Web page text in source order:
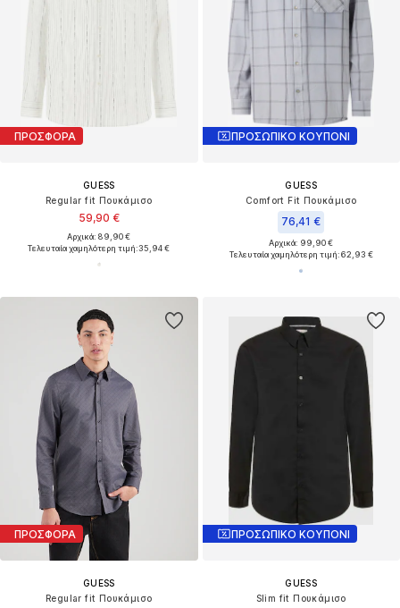
ΠΡΟΣΦΟΡΑ
GUESS
Regular fit Πουκάμισο
59,90 €
Αρχικά: 89,90 €
Τελευταία χαμηλότερη τιμή:35,94 €
ΠΡΟΣΩΠΙΚΟ ΚΟΥΠΟΝΙ
GUESS
Comfort Fit Πουκάμισο
76,41 €
Αρχικά: 99,90 €
Τελευταία χαμηλότερη τιμή:62,93 €
ΠΡΟΣΦΟΡΑ
GUESS
Regular fit Πουκάμισο
ΠΡΟΣΩΠΙΚΟ ΚΟΥΠΟΝΙ
GUESS
Slim fit Πουκάμισο